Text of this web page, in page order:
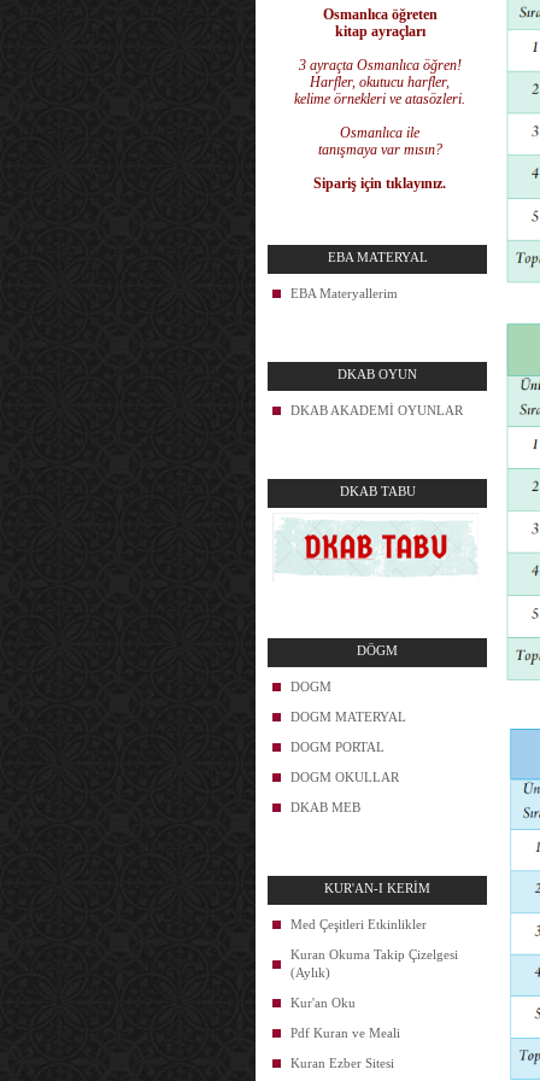
Osmanlıca öğreten
kitap ayraçları
3 ayraçta Osmanlıca öğren!
Harfler, okutucu harfler,
kelime örnekleri ve atasözleri.
Osmanlıca ile
tanışmaya var mısın?
Sipariş için tıklayınız.
EBA MATERYAL
EBA Materyallerim
DKAB OYUN
DKAB AKADEMİ OYUNLAR
DKAB TABU
DÖGM
DOGM
DOGM MATERYAL
DOGM PORTAL
DOGM OKULLAR
DKAB MEB
KUR'AN-I KERİM
Med Çeşitleri Etkinlikler
Kuran Okuma Takip Çizelgesi
(Aylık)
Kur'an Oku
Pdf Kuran ve Meali
Kuran Ezber Sitesi